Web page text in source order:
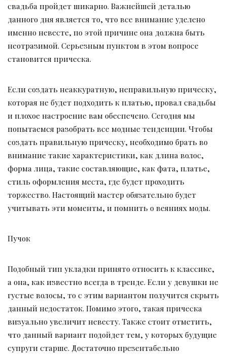
свадьба пройдет шикарно. Важнейшей деталью
данного дня является то, что все внимание уделено
именно невесте, по этой причине она должна быть
неотразимой. Серьезным пунктом в этом вопросе
становится прическа.
Если создать неаккуратную, неправильную прическу,
которая не будет подходить к платью, провал свадьбы
и плохое настроение вам обеспечено. Сегодня мы
попытаемся разобрать все модные тенденции. Чтобы
создать правильную прическу, необходимо брать во
внимание такие характеристики, как длина волос,
форма лица, такие составляющие, как фата, платье,
стиль оформления места, где будет проходить
торжество. Настоящий мастер обязательно будет
учитывать эти моменты, и помнить о веяниях моды.
Пучок
Подобный тип укладки принято относить к классике,
а она, как известно всегда в тренде. Если у девушки не
густые волосы, то с этим вариантом получится скрыть
данный недостаток. Помимо этого, такая прическа
визуально увеличит невесту. Также стоит отметить,
что данный вариант подойдет тем, у которых будущие
супруги старше. Достаточно презентабельно